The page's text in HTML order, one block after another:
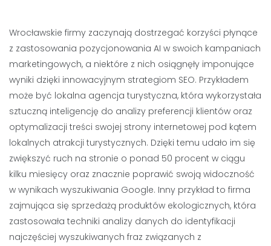
Wrocławskie firmy zaczynają dostrzegać korzyści płynące
z zastosowania pozycjonowania AI w swoich kampaniach
marketingowych, a niektóre z nich osiągnęły imponujące
wyniki dzięki innowacyjnym strategiom SEO. Przykładem
może być lokalna agencja turystyczna, która wykorzystała
sztuczną inteligencję do analizy preferencji klientów oraz
optymalizacji treści swojej strony internetowej pod kątem
lokalnych atrakcji turystycznych. Dzięki temu udało im się
zwiększyć ruch na stronie o ponad 50 procent w ciągu
kilku miesięcy oraz znacznie poprawić swoją widoczność
w wynikach wyszukiwania Google. Inny przykład to firma
zajmująca się sprzedażą produktów ekologicznych, która
zastosowała techniki analizy danych do identyfikacji
najczęściej wyszukiwanych fraz związanych z